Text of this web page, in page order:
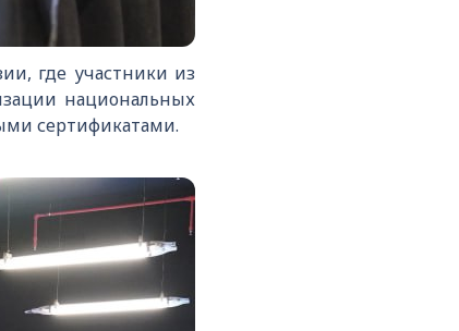
где участники из
национальных
сертификатами.